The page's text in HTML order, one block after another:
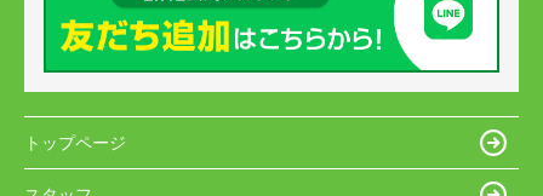
トップページ